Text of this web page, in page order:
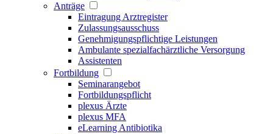
Anträge
Eintragung Arztregister
Zulassungsausschuss
Genehmigungspflichtige Leistungen
Ambulante spezialfachärztliche Versorgung
Assistenten
Fortbildung
Seminarangebot
Fortbildungspflicht
plexus Ärzte
plexus MFA
eLearning Antibiotika